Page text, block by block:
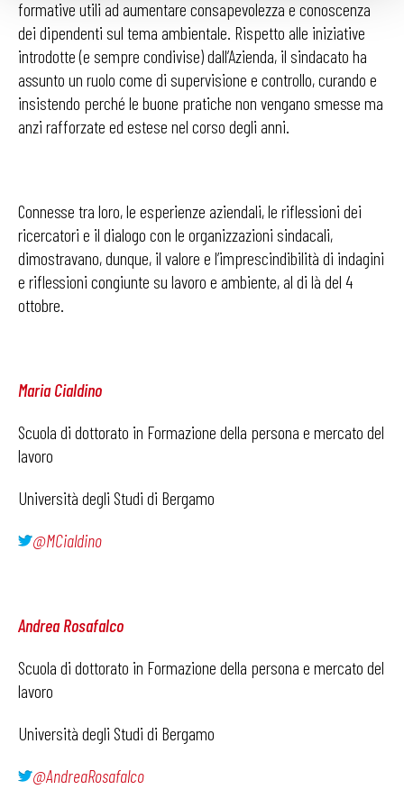
formative utili ad aumentare consapevolezza e conoscenza
dei dipendenti sul tema ambientale. Rispetto alle iniziative
introdotte (e sempre condivise) dall’Azienda, il sindacato ha
assunto un ruolo come di supervisione e controllo, curando e
insistendo perché le buone pratiche non vengano smesse ma
anzi rafforzate ed estese nel corso degli anni.
Connesse tra loro, le esperienze aziendali, le riflessioni dei
ricercatori e il dialogo con le organizzazioni sindacali,
dimostravano, dunque, il valore e l’imprescindibilità di indagini
e riflessioni congiunte su lavoro e ambiente, al di là del 4
ottobre.
Maria Cialdino
Scuola di dottorato in Formazione della persona e mercato del
lavoro
Università degli Studi di Bergamo
@MCialdino
Andrea Rosafalco
Scuola di dottorato in Formazione della persona e mercato del
lavoro
Università degli Studi di Bergamo
@AndreaRosafalco